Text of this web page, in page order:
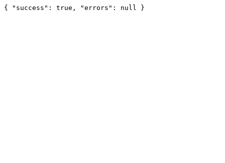
{ "success": true, "errors": null }